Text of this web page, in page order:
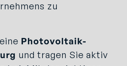
zu
Photovoltaik-
und tragen Sie aktiv